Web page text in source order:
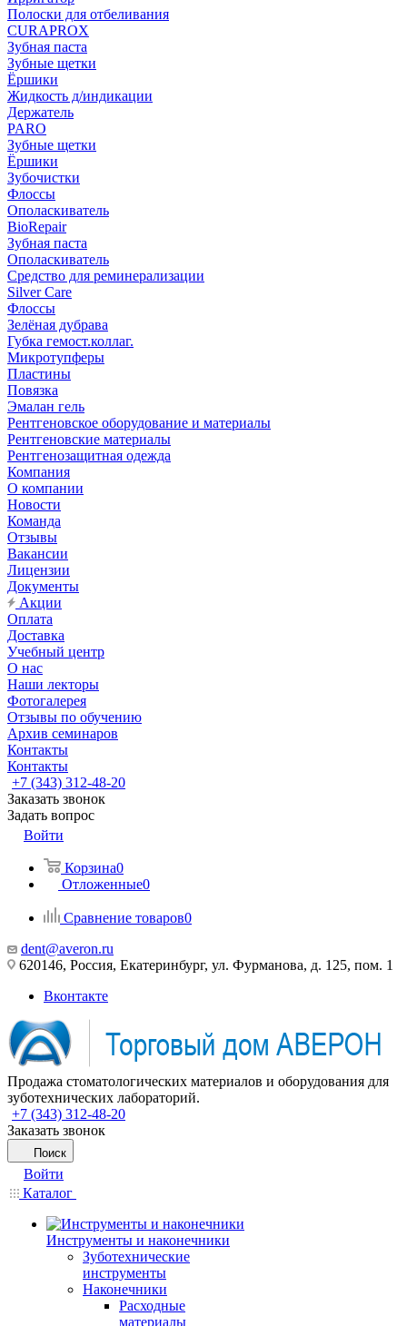
Полоски для отбеливания
CURAPROX
Зубная паста
Зубные щетки
Ёршики
Жидкость д/индикации
Держатель
PARO
Зубные щетки
Ёршики
Зубочистки
Флоссы
Ополаскиватель
BioRepair
Зубная паста
Ополаскиватель
Средство для реминерализации
Silver Care
Флоссы
Зелёная дубрава
Губка гемост.коллаг.
Микротупферы
Пластины
Повязка
Эмалан гель
Рентгеновское оборудование и материалы
Рентгеновские материалы
Рентгенозащитная одежда
Компания
О компании
Новости
Команда
Отзывы
Вакансии
Лицензии
Документы
Акции
Оплата
Доставка
Учебный центр
О нас
Наши лекторы
Фотогалерея
Отзывы по обучению
Архив семинаров
Контакты
Контакты
+7 (343) 312-48-20
Заказать звонок
Задать вопрос
Войти
Корзина0
Отложенные0
Сравнение товаров0
dent@averon.ru
620146, Россия, Екатеринбург, ул. Фурманова, д. 125, пом. 1
Вконтакте
Продажа стоматологических материалов и оборудования для
зуботехнических лабораторий.
+7 (343) 312-48-20
Заказать звонок
Поиск
Войти
Каталог
Инструменты и наконечники
Зуботехнические
инструменты
Наконечники
Расходные
материалы